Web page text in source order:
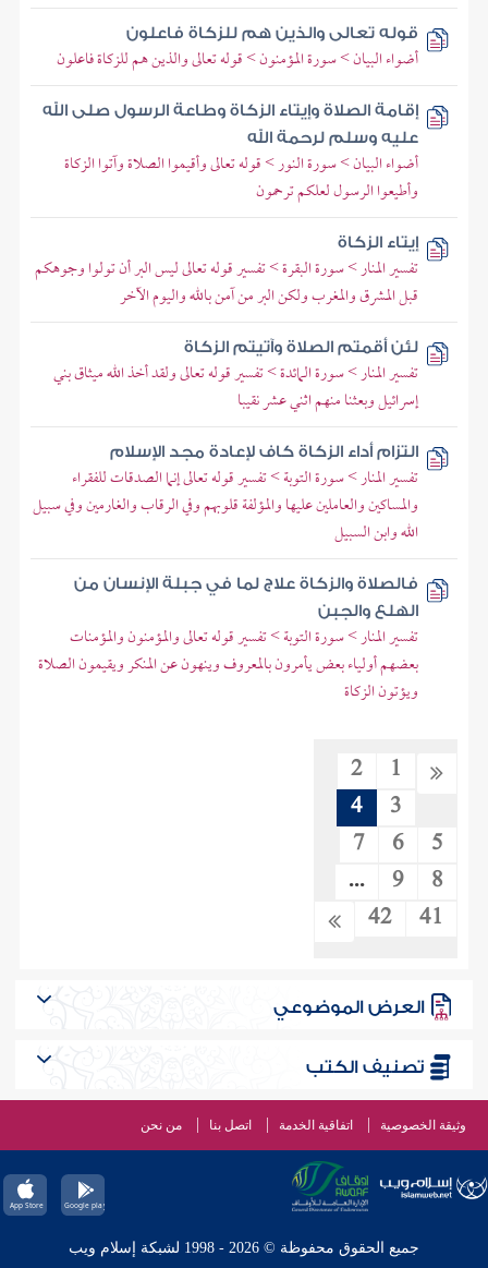
قوله تعالى والذين هم للزكاة فاعلون
أضواء البيان > سورة المؤمنون > قوله تعالى والذين هم للزكاة فاعلون
إقامة الصلاة وإيتاء الزكاة وطاعة الرسول صلى الله
عليه وسلم لرحمة الله
أضواء البيان > سورة النور > قوله تعالى وأقيموا الصلاة وآتوا الزكاة
وأطيعوا الرسول لعلكم ترحمون
إيتاء الزكاة
تفسير المنار > سورة البقرة > تفسير قوله تعالى ليس البر أن تولوا وجوهكم
قبل المشرق والمغرب ولكن البر من آمن بالله واليوم الآخر
لئن أقمتم الصلاة وآتيتم الزكاة
تفسير المنار > سورة المائدة > تفسير قوله تعالى ولقد أخذ الله ميثاق بني
إسرائيل وبعثنا منهم اثني عشر نقيبا
التزام أداء الزكاة كاف لإعادة مجد الإسلام
تفسير المنار > سورة التوبة > تفسير قوله تعالى إنما الصدقات للفقراء
والمساكين والعاملين عليها والمؤلفة قلوبهم وفي الرقاب والغارمين وفي سبيل
الله وابن السبيل
فالصلاة والزكاة علاج لما في جبلة الإنسان من
الهلع والجبن
تفسير المنار > سورة التوبة > تفسير قوله تعالى والمؤمنون والمؤمنات
بعضهم أولياء بعض يأمرون بالمعروف وينهون عن المنكر ويقيمون الصلاة
ويؤتون الزكاة
1
2
3
4
5
6
7
8
9
...
41
42
العرض الموضوعي
تصنيف الكتب
وثيقة الخصوصية اتفاقية الخدمة اتصل بنا من نحن
جميع الحقوق محفوظة © 2026 - 1998 لشبكة إسلام ويب